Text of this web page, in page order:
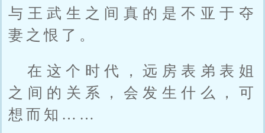
与王武生之间真的是不亚于夺
妻之恨了。
在这个时代，远房表弟表姐
之间的关系，会发生什么，可
想而知……